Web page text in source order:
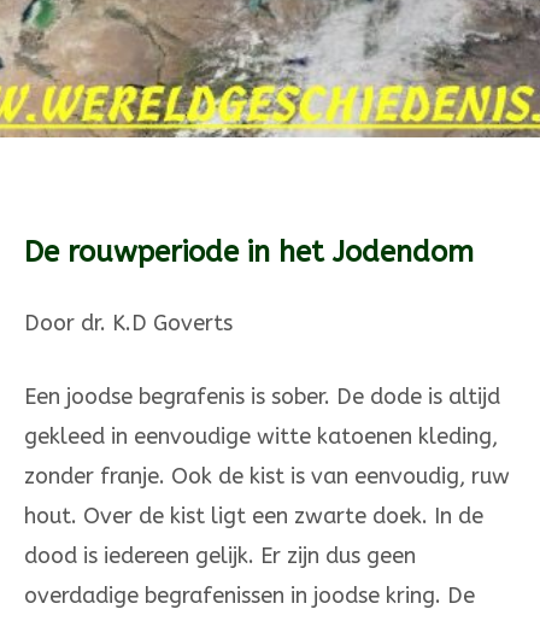
De rouwperiode in het Jodendom
Door dr. K.D Goverts
Een joodse begrafenis is sober. De dode is altijd
gekleed in eenvoudige witte katoenen kleding,
zonder franje. Ook de kist is van eenvoudig, ruw
hout. Over de kist ligt een zwarte doek. In de
dood is iedereen gelijk. Er zijn dus geen
overdadige begrafenissen in joodse kring. De